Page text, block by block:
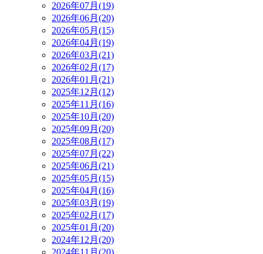
2026年07月(19)
2026年06月(20)
2026年05月(15)
2026年04月(19)
2026年03月(21)
2026年02月(17)
2026年01月(21)
2025年12月(12)
2025年11月(16)
2025年10月(20)
2025年09月(20)
2025年08月(17)
2025年07月(22)
2025年06月(21)
2025年05月(15)
2025年04月(16)
2025年03月(19)
2025年02月(17)
2025年01月(20)
2024年12月(20)
2024年11月(20)